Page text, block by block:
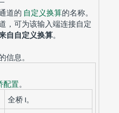
道的 自定义换算的名称。
，可为该输入端连接自定
自自定义换算。
信息。
配置。
全桥 I。